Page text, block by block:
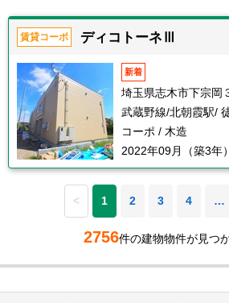
賃貸コーポ ディコトーネⅢ
新着
埼玉県志木市下宗岡
武蔵野線/北朝霞駅/
コーポ / 木造
2022年09月（築3年）
< 1 2 3 4 …
2756件の建物物件が見つ